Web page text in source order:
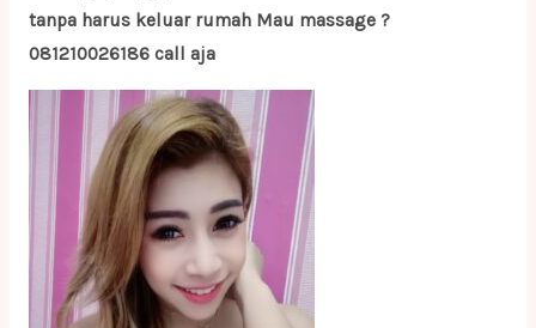
tanpa harus keluar rumah Mau massage ?
081210026186 call aja